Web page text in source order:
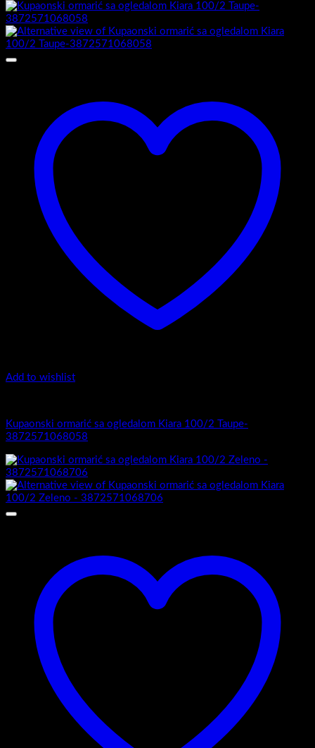
Add to wishlist
Kupaonski ormarić sa ogledalom Kiara 100/2 Taupe-
3872571068058